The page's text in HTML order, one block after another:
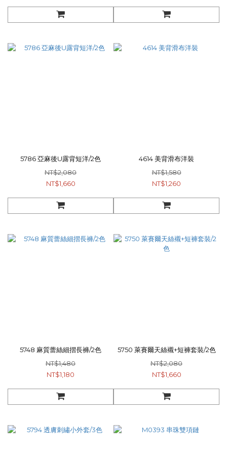
5786 亞麻後U露背短洋/2色
NT$2,080
NT$1,660
4614 美背滑布洋裝
NT$1,580
NT$1,260
5748 麻質蕾絲細摺長褲/2色
NT$1,480
NT$1,180
5750 萊賽爾天絲襯+短褲套裝/2色
NT$2,080
NT$1,660